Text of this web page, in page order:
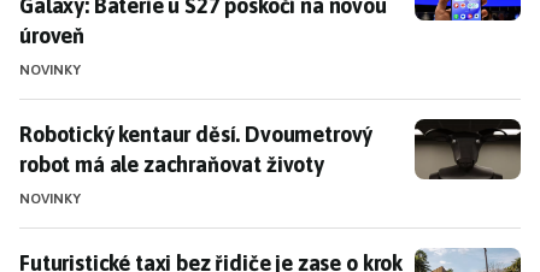
Galaxy: Baterie u S27 poskočí na novou
úroveň
NOVINKY
Robotický kentaur děsí. Dvoumetrový robot má ale
Robotický kentaur děsí. Dvoumetrový
robot má ale zachraňovat životy
NOVINKY
Futuristické taxi bez řidiče je zase o krok blíž. Bude
Futuristické taxi bez řidiče je zase o krok